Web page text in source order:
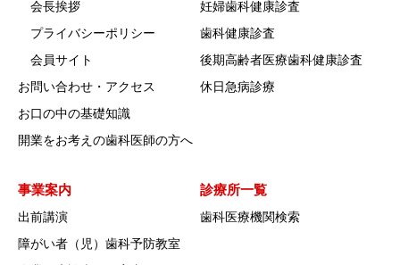
会長挨拶
プライバシーポリシー
会員サイト
お問い合わせ・アクセス
お口の中の基礎知識
開業をお考えの歯科医師の方へ
妊婦歯科健康診査
歯科健康診査
後期高齢者医療歯科健康診査
休日急病診療
事業案内
出前講演
障がい者（児）歯科予防教室
診療所一覧
歯科医療機関検索